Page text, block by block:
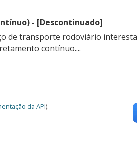
- [Descontinuado]
de transporte rodoviário
contínuo....
da API).